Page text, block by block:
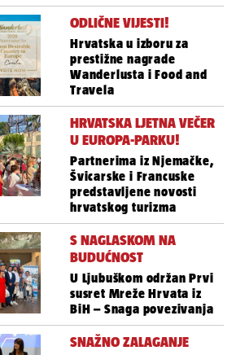
ODLIČNE VIJESTI!
Hrvatska u izboru za
prestižne nagrade
Wanderlusta i Food and
Travela
HRVATSKA LJETNA VEČER
U EUROPA-PARKU!
Partnerima iz Njemačke,
Švicarske i Francuske
predstavljene novosti
hrvatskog turizma
S NAGLASKOM NA
BUDUĆNOST
U Ljubuškom održan Prvi
susret Mreže Hrvata iz
BiH – Snaga povezivanja
SNAŽNO ZALAGANJE